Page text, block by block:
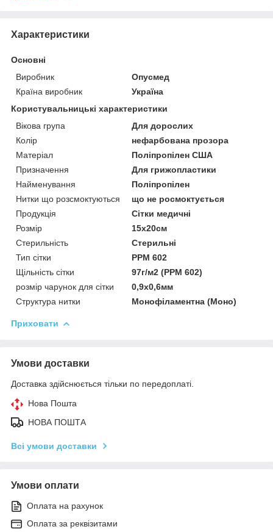
Характеристики
Основні
Виробник
Опусмед
Країна виробник
Україна
Користувальницькі характеристики
Вікова група
Для дорослих
Колір
нефарбована прозора
Матеріал
Поліпропілен США
Призначення
Для грижопластики
Найменування
Поліпропілен
Нитки що розсмоктуються
що не росмоктується
Продукція
Сітки медичні
Розмір
15х20см
Стерильність
Стерильні
Тип сітки
РРМ 602
Щільність сітки
97г/м2 (РРМ 602)
розмір чарунок для сітки
0,9х0,6мм
Структура нитки
Монофіламентна (Моно)
Приховати
Умови доставки
Доставка здійснюється тільки по передоплаті.
Нова Пошта
НОВА ПОШТА
Всі умови доставки
Умови оплати
Оплата на рахунок
Оплата за реквізитами